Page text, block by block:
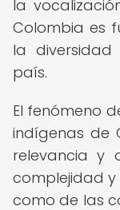
la
Colombia es
la
país.
El fenómeno
indígenas de
relevancia y
complejidad y
como de las